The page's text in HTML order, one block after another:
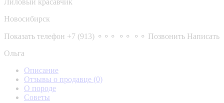
Новосибирск
Показать телефон +7 (913) ⚬⚬⚬ ⚬⚬ ⚬⚬ Позвонить Написать
Ольга
Описание
Отзывы о продавце (0)
О породе
Советы